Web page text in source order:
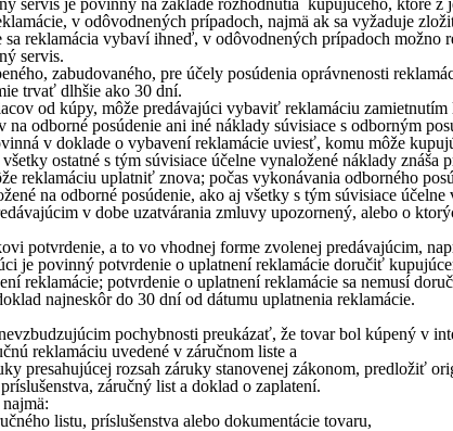
servis je povinný na základe rozhodnutia kupujúceho, ktoré
v odôvodnených prípadoch, najmä ak sa vyžaduje
reklamácia vybaví ihneď, v odôvodnených prípadoch
servis.
zabudovaného, pre účely posúdenia oprávnenosti
trvať dlhšie ako 30 dní.
od kúpy, môže predávajúci vybaviť reklamáciu
odborné posúdenie ani iné náklady súvisiace s odborným
v doklade o vybavení reklamácie uviesť, komu môže
ostatné s tým súvisiace účelne vynaložené náklady
reklamáciu uplatniť znova; počas vykonávania odborného
na odborné posúdenie, ako aj všetky s tým súvisiace
v dobe uzatvárania zmluvy upozornený, alebo o
potvrdenie, a to vo vhodnej forme zvolenej predávajúcim,
je povinný potvrdenie o uplatnení reklamácie doručiť
reklamácie; potvrdenie o uplatnení reklamácie sa nemusí
najneskôr do 30 dní od dátumu uplatnenia reklamácie.
pochybnosti preukázať, že tovar bol kúpený v
reklamáciu uvedené v záručnom liste a
presahujúcej rozsah záruky stanovenej zákonom, predložiť
záručný list a doklad o zaplatení.
listu, príslušenstva alebo dokumentácie tovaru,